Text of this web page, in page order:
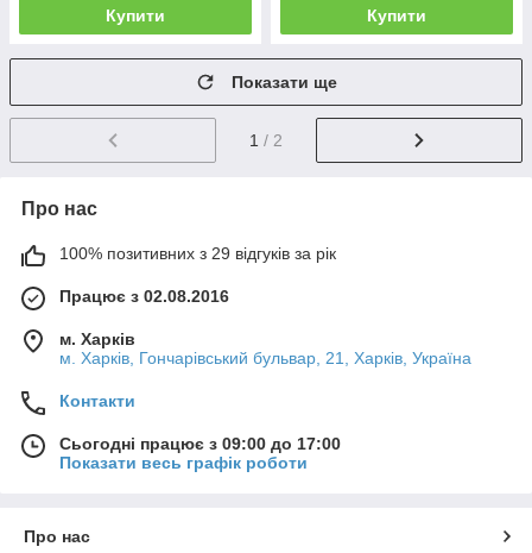
Купити Купити
Показати ще
1 / 2
Про нас
100% позитивних з 29 відгуків за рік
Працює з 02.08.2016
м. Харків
м. Харків, Гончарівський бульвар, 21, Харків, Україна
Контакти
Сьогодні працює з 09:00 до 17:00
Показати весь графік роботи
Про нас